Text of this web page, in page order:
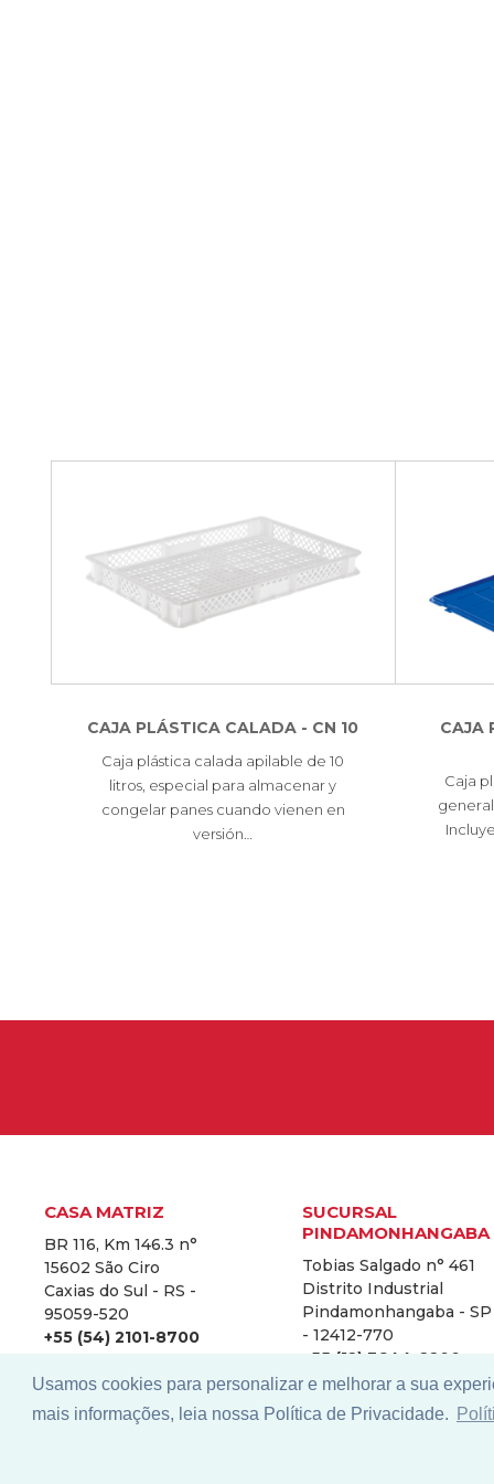
Usamos cookies para personalizar e melhorar a sua
mais informações, leia nossa Política de Privacidade.
CAJA PLÁSTICA CALADA - CN 10
Caja plástica calada apilable de 10
litros, especial para almacenar y
congelar panes cuando vienen en
versión…
CAJA
Caja
CASA MATRIZ
BR 116, Km 146.3 n°
15602 São Ciro
Caxias do Sul - RS -
95059-520
+55 (54) 2101-8700
SUCURSAL
PINDAMONHANGABA
Tobias Salgado n° 461
Distrito Industrial
Pindamonhangaba - SP
- 12412-770
+55 (12) 3644-2200